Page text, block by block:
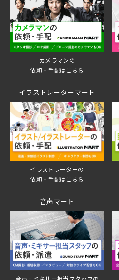
カメラマンの
依頼・手配はこちら
イラストレーターマート
イラストレーターの
依頼・手配はこちら
音声マート
音声・ミキサー担当スタッフの